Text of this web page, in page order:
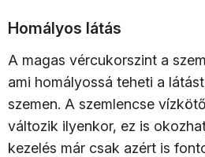
Homályos látás
A magas vércukorszint a
ami homályossá teheti a
szemen. A szemlencse
változik ilyenkor, ez is
kezelés már csak azért is